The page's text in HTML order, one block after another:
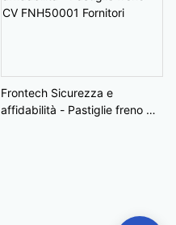
Frontech Sicurezza e
affidabilità - Pastiglie freno CV